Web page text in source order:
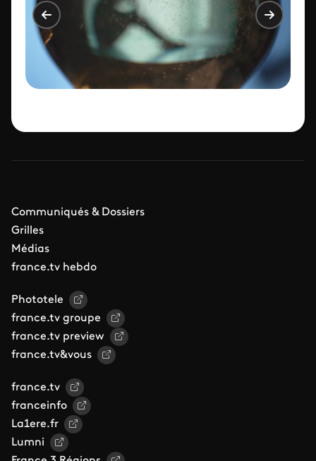
Communiqués & Dossiers
Grilles
Médias
france.tv hebdo
Phototele
france.tv groupe
france.tv preview
france.tv&vous
france.tv
franceinfo
La1ere.fr
Lumni